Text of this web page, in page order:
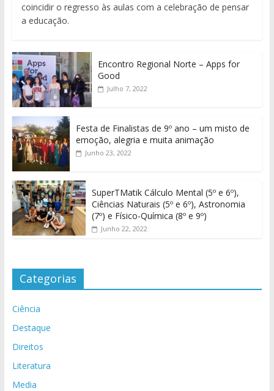
coincidir o regresso às aulas com a celebração de pensar
a educação.
Encontro Regional Norte – Apps for
Good
Julho 7, 2022
Festa de Finalistas de 9º ano – um misto de
emoção, alegria e muita animação
Junho 23, 2022
SuperTMatik Cálculo Mental (5º e 6º),
Ciências Naturais (5º e 6º), Astronomia
(7º) e Físico-Química (8º e 9º)
Junho 22, 2022
Categorias
Ciência
Destaque
Direitos
Literatura
Media